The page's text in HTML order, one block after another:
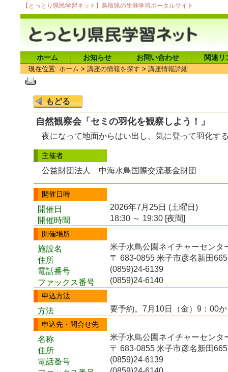
【とっとり県民学習ネット】鳥取県の生涯学習ポータルサイト
ホーム お知らせ お問い合わせ 関連リ
現在位置: ホーム > 講座の情報を探す > 講座情報詳細
自然観察会「セミの羽化を観察しよう！」
夜になって地面からはい出し、気に登って羽化す
主催者
公益財団法人 中海水鳥国際交流基金財団
開催日時
開催日
2026年7月25日 (土曜日)
開催時間
18:30 ～ 19:30 [夜間]
開催場所
施設名
米子水鳥公園ネイチャーセンタ
住所
〒 683-0855 米子市彦名新田665
電話番号
(0859)24-6139
ファックス番号
(0859)24-6140
申込方法
方法 要予約。7月10日（金）9：00
申込先・問合せ先
名称
米子水鳥公園ネイチャーセンタ
住所
〒 683-0855 米子市彦名新田665
電話番号
(0859)24-6139